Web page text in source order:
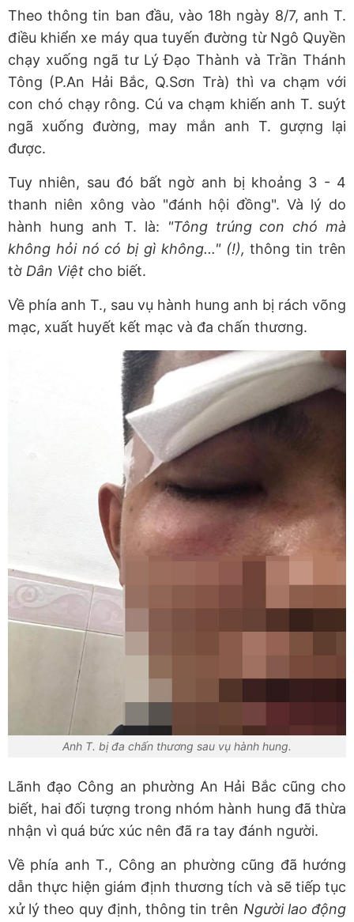
Theo thông tin ban đầu, vào 18h ngày 8/7, anh T.
điều khiển xe máy qua tuyến đường từ Ngô Quyền
chạy xuống ngã tư Lý Đạo Thành và Trần Thánh
Tông (P.An Hải Bắc, Q.Sơn Trà) thì va chạm với
con chó chạy rông. Cú va chạm khiến anh T. suýt
ngã xuống đường, may mắn anh T. gượng lại
được.
Tuy nhiên, sau đó bất ngờ anh bị khoảng 3 - 4
thanh niên xông vào "đánh hội đồng". Và lý do
hành hung anh T. là: "Tông trúng con chó mà
không hỏi nó có bị gì không..." (!), thông tin trên
tờ Dân Việt cho biết.
Về phía anh T., sau vụ hành hung anh bị rách võng
mạc, xuất huyết kết mạc và đa chấn thương.
Anh T. bị đa chấn thương sau vụ hành hung.
Lãnh đạo Công an phường An Hải Bắc cũng cho
biết, hai đối tượng trong nhóm hành hung đã thừa
nhận vì quá bức xúc nên đã ra tay đánh người.
Về phía anh T., Công an phường cũng đã hướng
dẫn thực hiện giám định thương tích và sẽ tiếp tục
xử lý theo quy định, thông tin trên Người lao động